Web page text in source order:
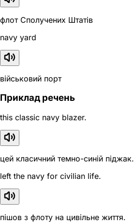
флот Сполучених Штатів
navy yard
військовий порт
Приклад речень
this classic navy blazer.
цей класичний темно-синій піджак.
left the navy for civilian life.
пішов з флоту на цивільне життя.